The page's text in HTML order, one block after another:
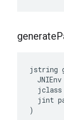
generate
jstring
JNIEnv
jclass
jint
)